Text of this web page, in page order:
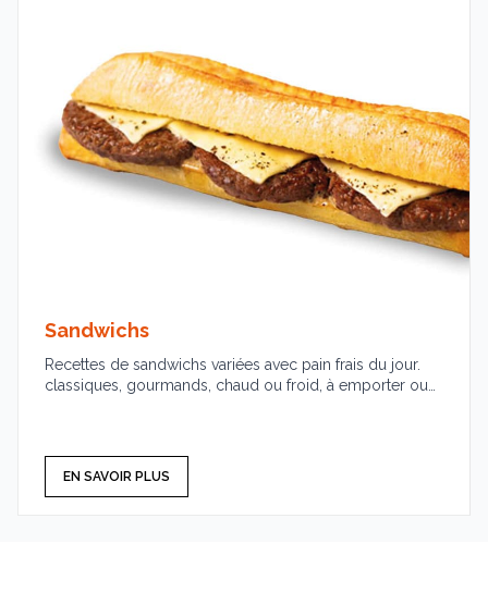
Sandwichs
Recettes de sandwichs variées avec pain frais du jour.
classiques, gourmands, chaud ou froid, à emporter ou
EN SAVOIR PLUS